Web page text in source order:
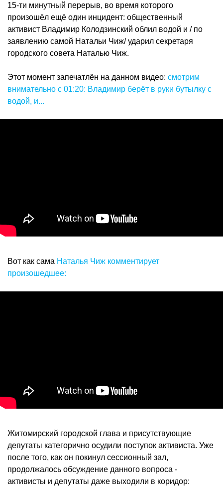
15-ти минутный перерыв, во время которого
произошёл ещё один инцидент: общественный
активист Владимир Колодзинский облил водой и / по
заявлению самой Натальи Чиж/ ударил секретаря
городского совета Наталью Чиж.
Этот момент запечатлён на данном видео: смотрим
внимательно с 01:20: Владимир берёт в руки бутылку с
водой, и...
Вот как сама Наталья Чиж комментирует
произошедшее:
Житомирский городской глава и присутствующие
депутаты категорично осудили поступок активиста. Уже
после того, как он покинул сессионный зал,
продолжалось обсуждение данного вопроса -
активисты и депутаты даже выходили в коридор: